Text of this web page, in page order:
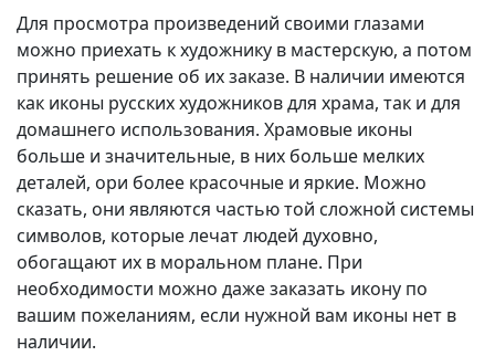
Для просмотра произведений своими глазами
можно приехать к художнику в мастерскую, а потом
принять решение об их заказе. В наличии имеются
как иконы русских художников для храма, так и для
домашнего использования. Храмовые иконы
больше и значительные, в них больше мелких
деталей, ори более красочные и яркие. Можно
сказать, они являются частью той сложной системы
символов, которые лечат людей духовно,
обогащают их в моральном плане. При
необходимости можно даже заказать икону по
вашим пожеланиям, если нужной вам иконы нет в
наличии.